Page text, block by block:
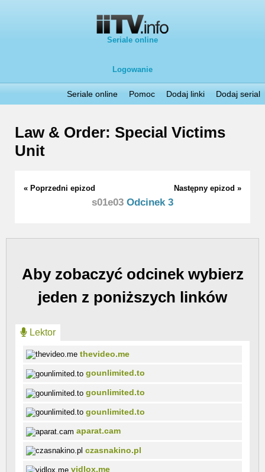
Seriale online
Logowanie
Seriale online Pomoc Dodaj linki Dodaj serial
Law & Order: Special Victims
Unit
« Poprzedni epizod Następny epizod »
s01e03 Odcinek 3
Aby zobaczyć odcinek wybierz
jeden z poniższych linków
Lektor
thevideo.me
gounlimited.to
gounlimited.to
gounlimited.to
aparat.cam
czasnakino.pl
vidlox.me